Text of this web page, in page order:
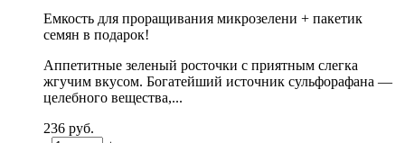
Емкость для проращивания микрозелени + пакетик
семян в подарок!
Аппетитные зеленый росточки с приятным слегка
жгучим вкусом. Богатейший источник сульфорафана —
целебного вещества,...
236 руб.